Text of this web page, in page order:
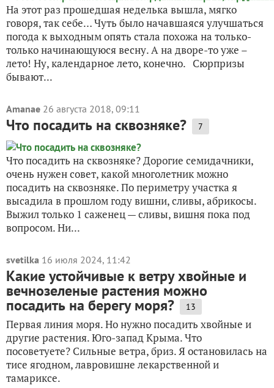
На этот раз прошедшая неделька вышла, мягко
говоря, так себе… Чуть было начавшаяся улучшаться
погода к выходным опять стала похожа на только-
только начинающуюся весну. А на дворе-то уже –
лето! Ну, календарное лето, конечно. Сюрпризы
бывают...
Amanae 26 августа 2018, 09:11
Что посадить на сквозняке? 7
Что посадить на сквозняке? Дорогие семидачники,
очень нужен совет, какой многолетник можно
посадить на сквозняке. По периметру участка я
высадила в прошлом году вишни, сливы, абрикосы.
Выжил только 1 саженец — сливы, вишня пока под
вопросом. Ни...
svetilka 16 июля 2024, 11:42
Какие устойчивые к ветру хвойные и
вечнозеленые растения можно
посадить на берегу моря? 13
Первая линия моря. Но нужно посадить хвойные и
другие растения. Юго-запад Крыма. Что
посоветуете? Сильные ветра, бриз. Я остановилась на
тисе ягодном, лавровишне лекарственной и
тамариксе.